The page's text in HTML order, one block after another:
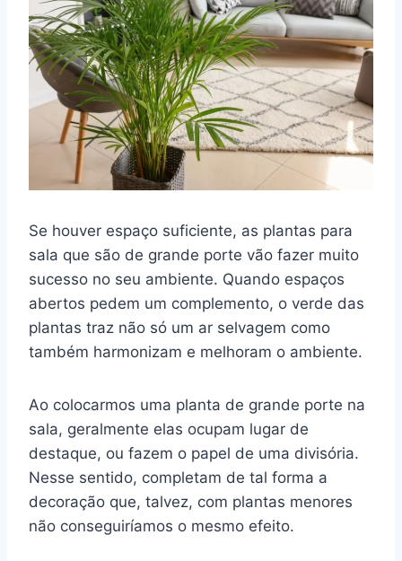
Se houver espaço suficiente, as plantas para
sala que são de grande porte vão fazer muito
sucesso no seu ambiente. Quando espaços
abertos pedem um complemento, o verde das
plantas traz não só um ar selvagem como
também harmonizam e melhoram o ambiente.
Ao colocarmos uma planta de grande porte na
sala, geralmente elas ocupam lugar de
destaque, ou fazem o papel de uma divisória.
Nesse sentido, completam de tal forma a
decoração que, talvez, com plantas menores
não conseguiríamos o mesmo efeito.